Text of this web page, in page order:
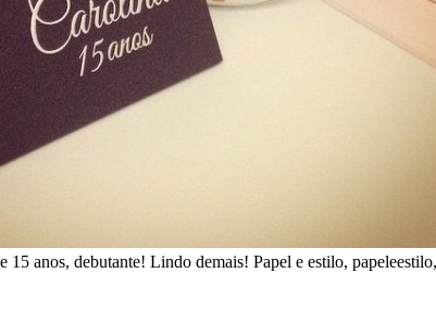
15 anos, debutante! Lindo demais! Papel e estilo,